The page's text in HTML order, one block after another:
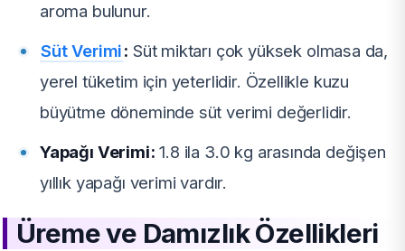
aroma bulunur.
Süt Verimi: Süt miktarı çok yüksek olmasa da,
yerel tüketim için yeterlidir. Özellikle kuzu
büyütme döneminde süt verimi değerlidir.
Yapağı Verimi: 1.8 ila 3.0 kg arasında değişen
yıllık yapağı verimi vardır.
Üreme ve Damızlık Özellikleri